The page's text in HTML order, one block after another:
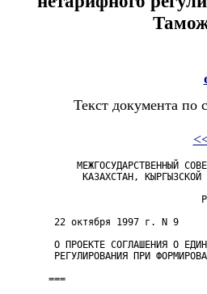
Текст документа по
МЕЖГОСУДАРСТВЕННЫЙ
КАЗАХСТАН, КЫРГЫЗСКОЙ
22 октября 1997 г.
О ПРОЕКТЕ СОГЛАШЕНИЯ О
РЕГУЛИРОВАНИЯ ПРИ
===